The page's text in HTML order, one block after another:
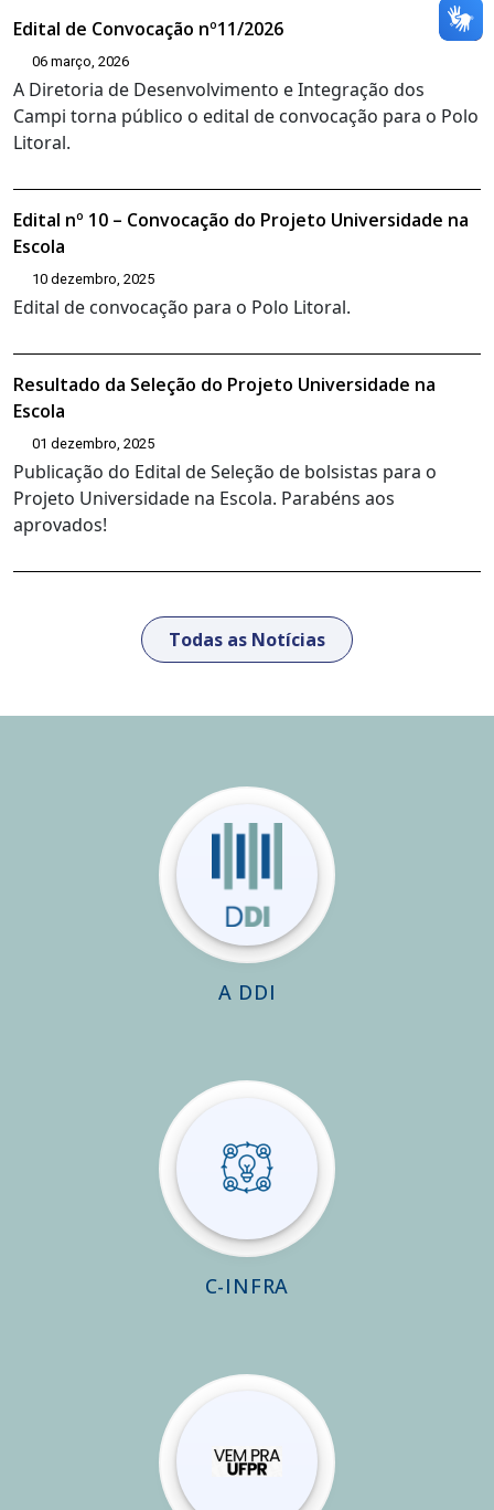
Edital de Convocação nº11/2026
06 março, 2026
A Diretoria de Desenvolvimento e Integração dos
Campi torna público o edital de convocação para o Polo
Litoral.
Edital nº 10 – Convocação do Projeto Universidade na
Escola
10 dezembro, 2025
Edital de convocação para o Polo Litoral.
Resultado da Seleção do Projeto Universidade na
Escola
01 dezembro, 2025
Publicação do Edital de Seleção de bolsistas para o
Projeto Universidade na Escola. Parabéns aos
aprovados!
Todas as Notícias
A DDI
C-INFRA